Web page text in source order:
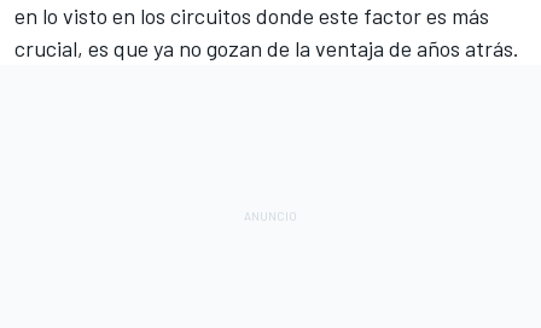
en lo visto en los circuitos donde este factor es más
crucial, es que ya no gozan de la ventaja de años atrás.